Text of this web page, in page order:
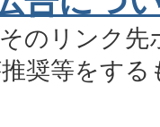
のリンク先
奨等をす